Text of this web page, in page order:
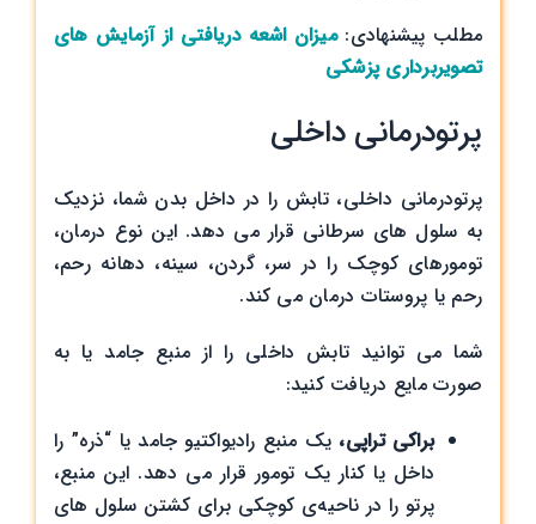
مطلب پیشنهادی:میزان اشعه دریافتی از آزمایش های
تصویربرداری پزشکی
پرتودرمانی داخلی
پرتودرمانی داخلی، تابش را در داخل بدن شما، نزدیک
به سلول های سرطانی قرار می دهد. این نوع درمان،
تومورهای کوچک را در سر، گردن، سینه، دهانه رحم،
رحم یا پروستات درمان می کند.
شما می توانید تابش داخلی را از منبع جامد یا به
صورت مایع دریافت کنید:
براکی تراپی، یک منبع رادیواکتیو جامد یا “ذره” را
داخل یا کنار یک تومور قرار می دهد. این منبع،
پرتو را در ناحیه‌ی کوچکی برای کشتن سلول های